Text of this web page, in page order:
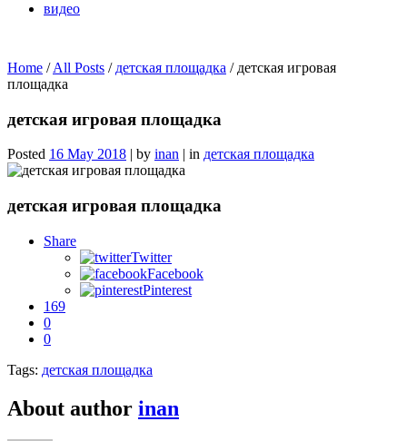
видео
Home /All Posts / детская площадка / детская игровая
площадка
детская игровая площадка
Posted 16 May 2018 | by inan | in детская площадка
детская игровая площадка
Share
Twitter
Facebook
Pinterest
169
0
0
Tags: детская площадка
About author inan